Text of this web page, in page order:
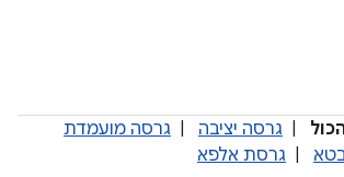
גרסה יציבה
גרסה מועמדת
גרסת אלפא